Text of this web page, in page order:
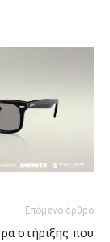
Επόμενο άρθρο
στήριξης που